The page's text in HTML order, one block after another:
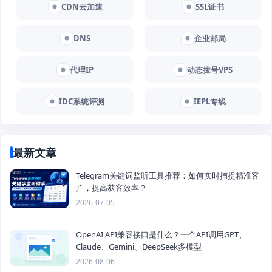
CDN云加速 SSL证书
DNS 企业邮局
代理IP 动态拨号VPS
IDC系统评测 IEPL专线
最新文章
Telegram关键词监听工具推荐：如何实时捕捉精准客
户，提高获客效率？
2026-07-05
OpenAI API兼容接口是什么？一个API调用GPT、
Claude、Gemini、DeepSeek多模型
2026-08-06